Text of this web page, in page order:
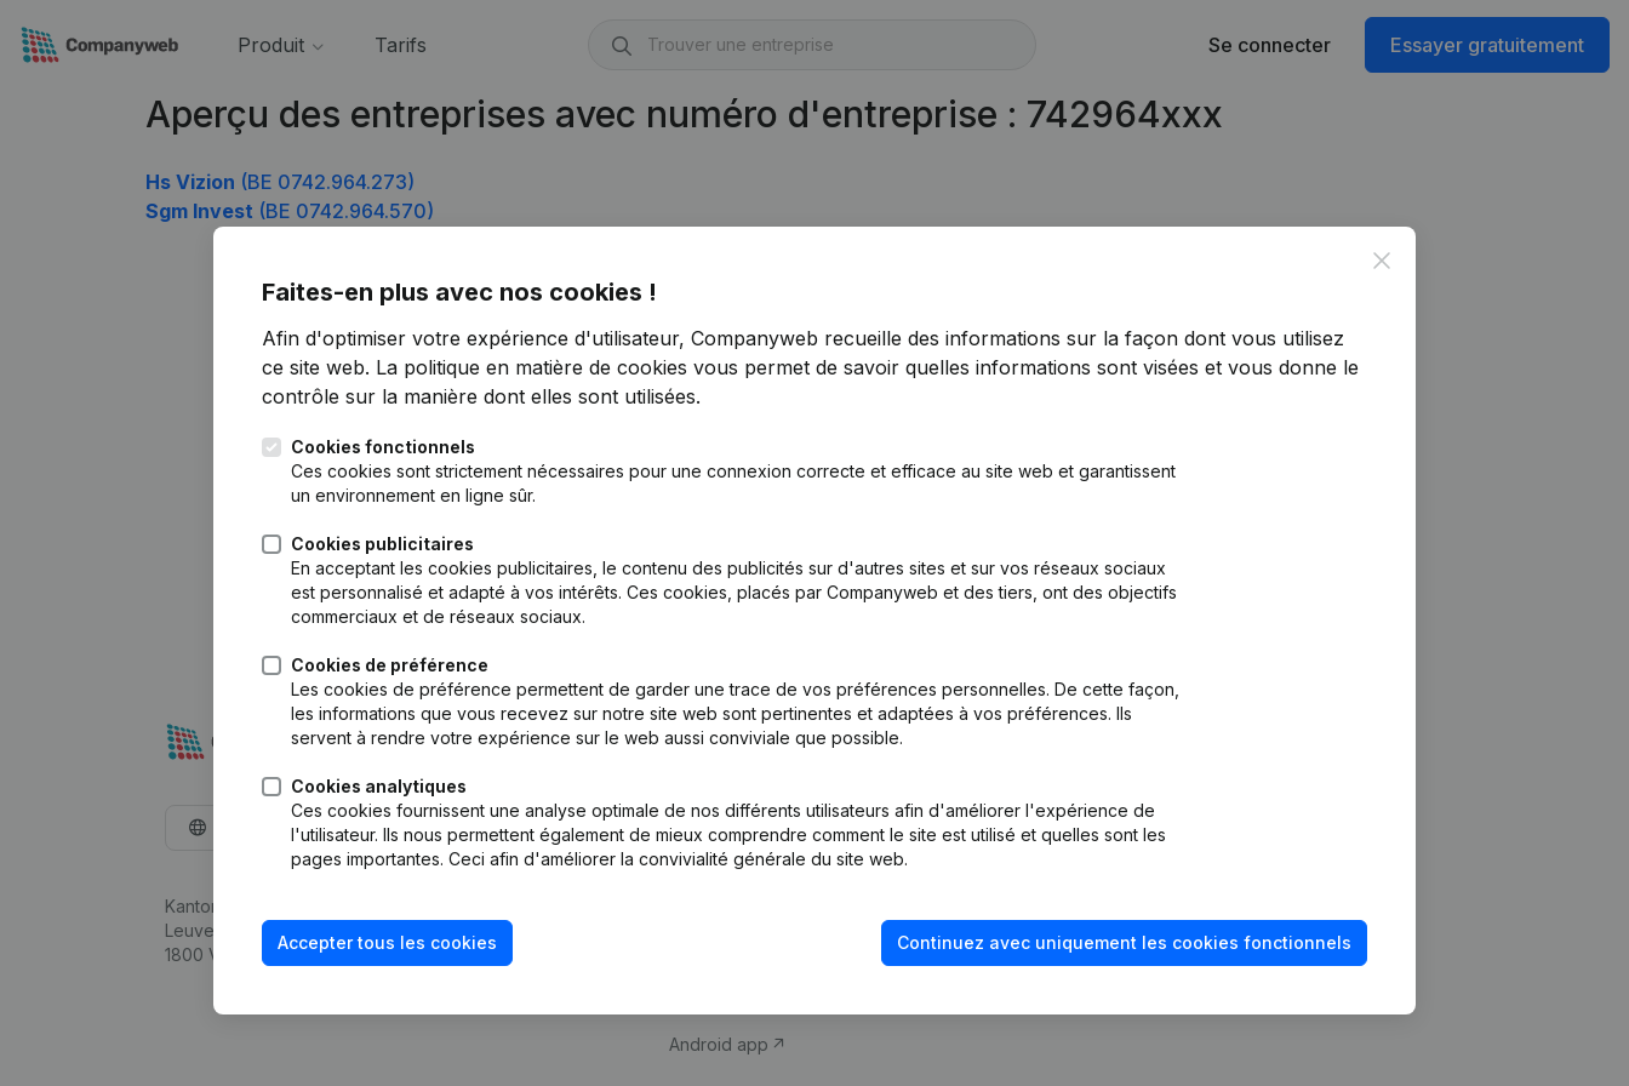
Produit Tarifs Se connecter Essayer gratuitement
Aperçu des entreprises avec numéro d'entreprise : 742964xxx
Hs Vizion (BE 0742.964.273)
Sgm Invest (BE 0742.964.570)
Close
Faites-en plus avec nos cookies !
Afin d'optimiser votre expérience d'utilisateur, Companyweb recueille des informations sur la façon dont vous utilisez
ce site web. La politique en matière de cookies vous permet de savoir quelles informations sont visées et vous donne le
contrôle sur la manière dont elles sont utilisées.
Cookies fonctionnels
Ces cookies sont strictement nécessaires pour une connexion correcte et efficace au site web et garantissent
un environnement en ligne sûr.
Cookies publicitaires
En acceptant les cookies publicitaires, le contenu des publicités sur d'autres sites et sur vos réseaux sociaux
est personnalisé et adapté à vos intérêts. Ces cookies, placés par Companyweb et des tiers, ont des objectifs
commerciaux et de réseaux sociaux.
Cookies de préférence
Les cookies de préférence permettent de garder une trace de vos préférences personnelles. De cette façon,
les informations que vous recevez sur notre site web sont pertinentes et adaptées à vos préférences. Ils
servent à rendre votre expérience sur le web aussi conviviale que possible.
Cookies analytiques
Ces cookies fournissent une analyse optimale de nos différents utilisateurs afin d'améliorer l'expérience de
l'utilisateur. Ils nous permettent également de mieux comprendre comment le site est utilisé et quelles sont les
pages importantes. Ceci afin d'améliorer la convivialité générale du site web.
Accepter tous les cookies Continuez avec uniquement les cookies fonctionnels
Français
Kantorenpark Everest
Leuvensesteenweg 248D,
1800 Vilvoorde
Produit
d’entreprise
Monitoring
Android app
fraude
Consulter des comptes annuels
Vérification de la solvabilité